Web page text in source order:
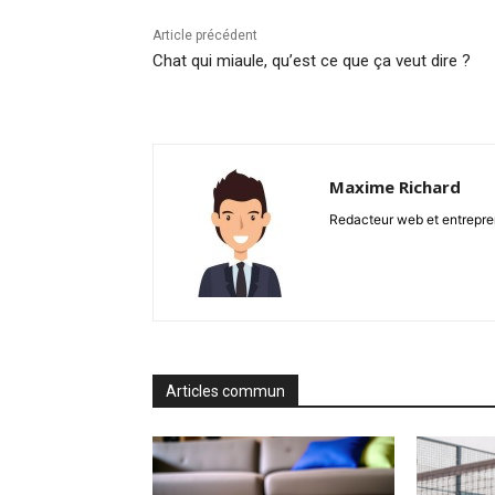
Article précédent
Chat qui miaule, qu’est ce que ça veut dire ?
Maxime Richard
Redacteur web et
Articles commun